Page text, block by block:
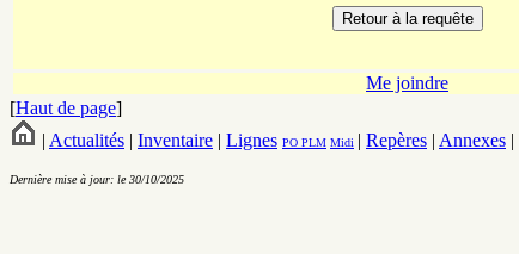
Me joindre
[Haut de page]
| Actualités | Inventaire | Lignes PO PLM Midi | Repères | Annexes |
Dernière mise à jour: le 30/10/2025